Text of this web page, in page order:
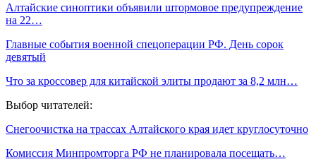
Алтайские синоптики объявили штормовое предупреждение
на 22…
Главные события военной спецоперации РФ. День сорок
девятый
Что за кроссовер для китайской элиты продают за 8,2 млн…
Выбор читателей:
Снегоочистка на трассах Алтайского края идет круглосуточно
Комиссия Минпромторга РФ не планировала посещать…